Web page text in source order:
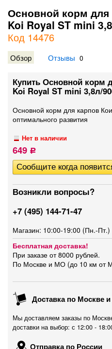
Основной корм для
Koi Royal ST mini
Код 14476
Обзор Отзывы 0
Купить Основной корм
Koi Royal ST mini 3,8л/
Основной корм для карпов
оптимального развития
Нет в наличии
649 Р
Возникли вопросы?
+7 (495) 144-71-47
Магазин: 10:00-19:00 (Пн.-Пт.)
Бесплатная доставка!
При заказе от 8000 рублей.
По Москве и МО (до 10 км от
Доставка по Москве
Мы доставляем заказы по
доставки на выбор: с 12:00 -
Отправка по России